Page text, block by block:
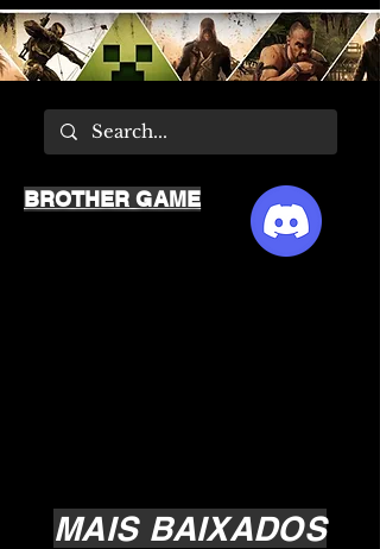
MAIS BAIXADOS
BROTHER GAME